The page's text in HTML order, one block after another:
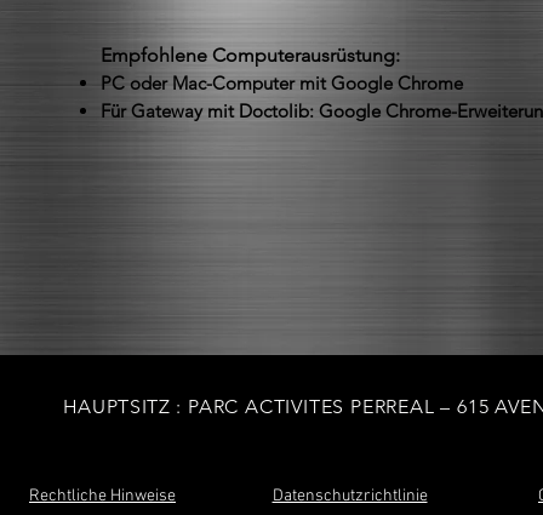
Empfohlene Computerausrüstung:
PC oder Mac-Computer mit Google Chrome
Für Gateway mit Doctolib: Google Chrome-
HAUPTSITZ : PARC ACTIVITES PERREAL – 615
Rechtliche Hinweise Datenschutzrichtlinie